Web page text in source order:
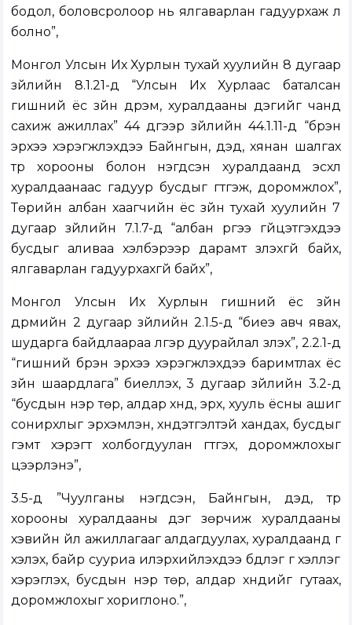
бодол, боловсролоор нь ялгаварлан гадуурхаж үл
болно”,
Монгол Улсын Их Хурлын тухай хуулийн 8 дугаар
зүйлийн 8.1.21-д “Улсын Их Хурлаас баталсан
гишүүний ёс зүйн дүрэм, хуралдааны дэгийг чанд
сахиж ажиллах” 44 дүгээр зүйлийн 44.1.11-д “бүрэн
эрхээ хэрэгжүүлэхдээ Байнгын, дэд, хянан шалгах
түр хорооны болон нэгдсэн хуралдаанд эсхүл
хуралдаанаас гадуур бусдыг гүтгэж, доромжлох”,
Төрийн албан хаагчийн ёс зүйн тухай хуулийн 7
дугаар зүйлийн 7.1.7-д “албан үүргээ гүйцэтгэхдээ
бусдыг аливаа хэлбэрээр дарамт үзүүлэхгүй байх,
ялгаварлан гадуурхахгүй байх”,
Монгол Улсын Их Хурлын гишүүний ёс зүйн
дүрмийн 2 дугаар зүйлийн 2.1.5-д “биеэ авч явах,
шударга байдлаараа үлгэр дуурайлал үзүүлэх”, 2.2.1-д
“гишүүний бүрэн эрхээ хэрэгжүүлэхдээ баримтлах ёс
зүйн шаардлага” биелүүлэх, 3 дугаар зүйлийн 3.2-д
“бусдын нэр төр, алдар хүнд, эрх, хууль ёсны ашиг
сонирхлыг эрхэмлэн, хүндэтгэлтэй хандах, бусдыг
гэмт хэрэгт холбогдуулан гүтгэх, доромжлохыг
цээрлэнэ”,
3.5-д ”Чуулганы нэгдсэн, Байнгын, дэд, түр
хорооны хуралдааны дэг зөрчиж хуралдааны
хэвийн үйл ажиллагааг алдагдуулах, хуралдаанд үг
хэлэх, байр сууриа илэрхийлэхдээ бүдүүлэг үг хэллэг
хэрэглэх, бусдын нэр төр, алдар хүндийг гутаах,
доромжлохыг хориглоно.”,